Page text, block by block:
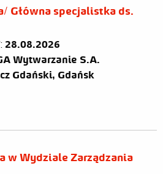
Główna specjalistka ds.
28.08.2026
Wytwarzanie S.A.
Gdański, Gdańsk
w Wydziale Zarządzania